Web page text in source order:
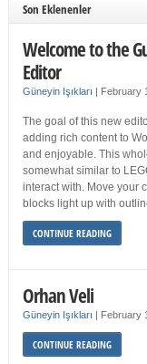
Son Eklenenler
Welcome to the
Editor
Güneyin Işıkları | February
The goal of this new
adding rich content to
and enjoyable. This
somewhat similar to
interact with. Move your
blocks light up with
CONTINUE READING
Orhan Veli
Güneyin Işıkları | February
CONTINUE READING